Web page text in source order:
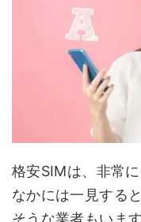
格安SIMは、非常
なかには一見する
そうな業者もいま